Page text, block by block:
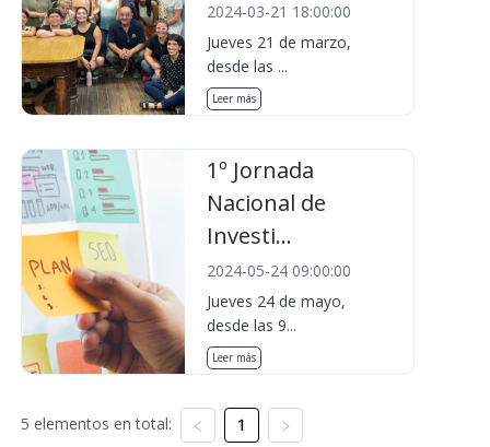
2024-03-21 18:00:00
Jueves 21 de marzo,
desde las ...
Leer más
1º Jornada
Nacional de
Investi...
2024-05-24 09:00:00
Jueves 24 de mayo,
desde las 9...
Leer más
5 elementos en total: 1